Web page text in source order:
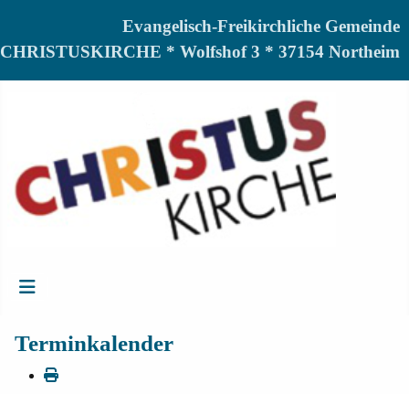
Evangelisch-Freikirchliche Gemeinde
CHRISTUSKIRCHE * Wolfshof 3 * 37154 Northeim
Terminkalender